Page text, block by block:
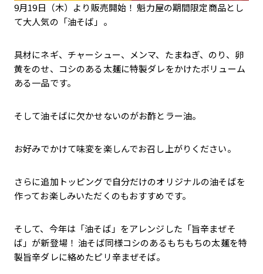
9月19日（木）より販売開始！ 魁力屋の期間限定商品とし
て大人気の「油そば」。
具材にネギ、チャーシュー、メンマ、たまねぎ、のり、卵
黄をのせ、コシのある太麺に特製ダレをかけたボリューム
ある一品です。
そして油そばに欠かせないのがお酢とラー油。
お好みでかけて味変を楽しんでお召し上がりください。
さらに追加トッピングで自分だけのオリジナルの油そばを
作ってお楽しみいただくのもおすすめです。
そして、今年は「油そば」をアレンジした「旨辛まぜそ
ば」が新登場！ 油そば同様コシのあるもちもちの太麺を特
製旨辛ダレに絡めたピリ辛まぜそば。